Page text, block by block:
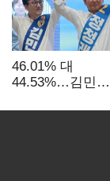
46.01% 대
44.53%…김민석·
'초박빙'(종합